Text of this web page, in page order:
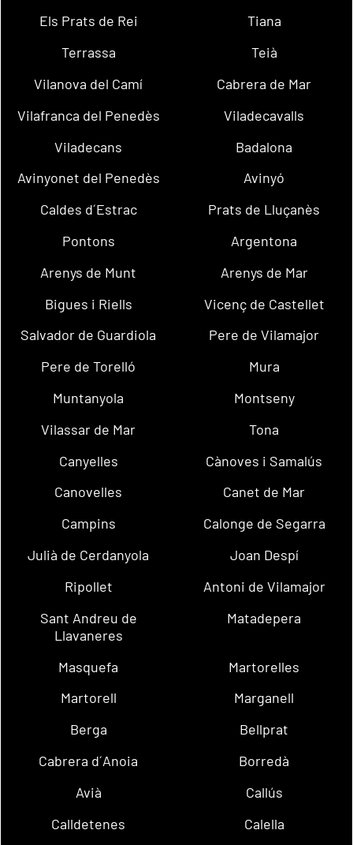
Els Prats de Rei
Tiana
Terrassa
Teià
Vilanova del Camí
Cabrera de Mar
Vilafranca del Penedès
Viladecavalls
Viladecans
Badalona
Avinyonet del Penedès
Avinyó
Caldes d´Estrac
Prats de Lluçanès
Pontons
Argentona
Arenys de Munt
Arenys de Mar
Bigues i Riells
Vicenç de Castellet
Salvador de Guardiola
Pere de Vilamajor
Pere de Torelló
Mura
Muntanyola
Montseny
Vilassar de Mar
Tona
Canyelles
Cànoves i Samalús
Canovelles
Canet de Mar
Campins
Calonge de Segarra
Julià de Cerdanyola
Joan Despí
Ripollet
Antoni de Vilamajor
Sant Andreu de
Llavaneres
Matadepera
Masquefa
Martorelles
Martorell
Marganell
Berga
Bellprat
Cabrera d´Anoia
Borredà
Avià
Callús
Calldetenes
Calella